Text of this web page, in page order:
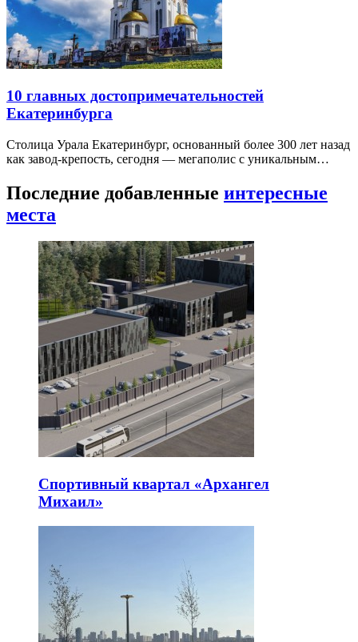
10 главных достопримечательностей
Екатеринбурга
Столица Урала Екатеринбург, основанный более 300 лет назад
как завод-крепость, сегодня — мегаполис с уникальным…
Последние добавленные интересные
места
Спортивный квартал «Архангел
Михаил»